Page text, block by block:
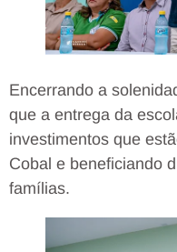
Encerrando a
que a entrega da
investimentos que
Cobal e beneficiando
famílias.